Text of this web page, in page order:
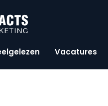
Vacatures